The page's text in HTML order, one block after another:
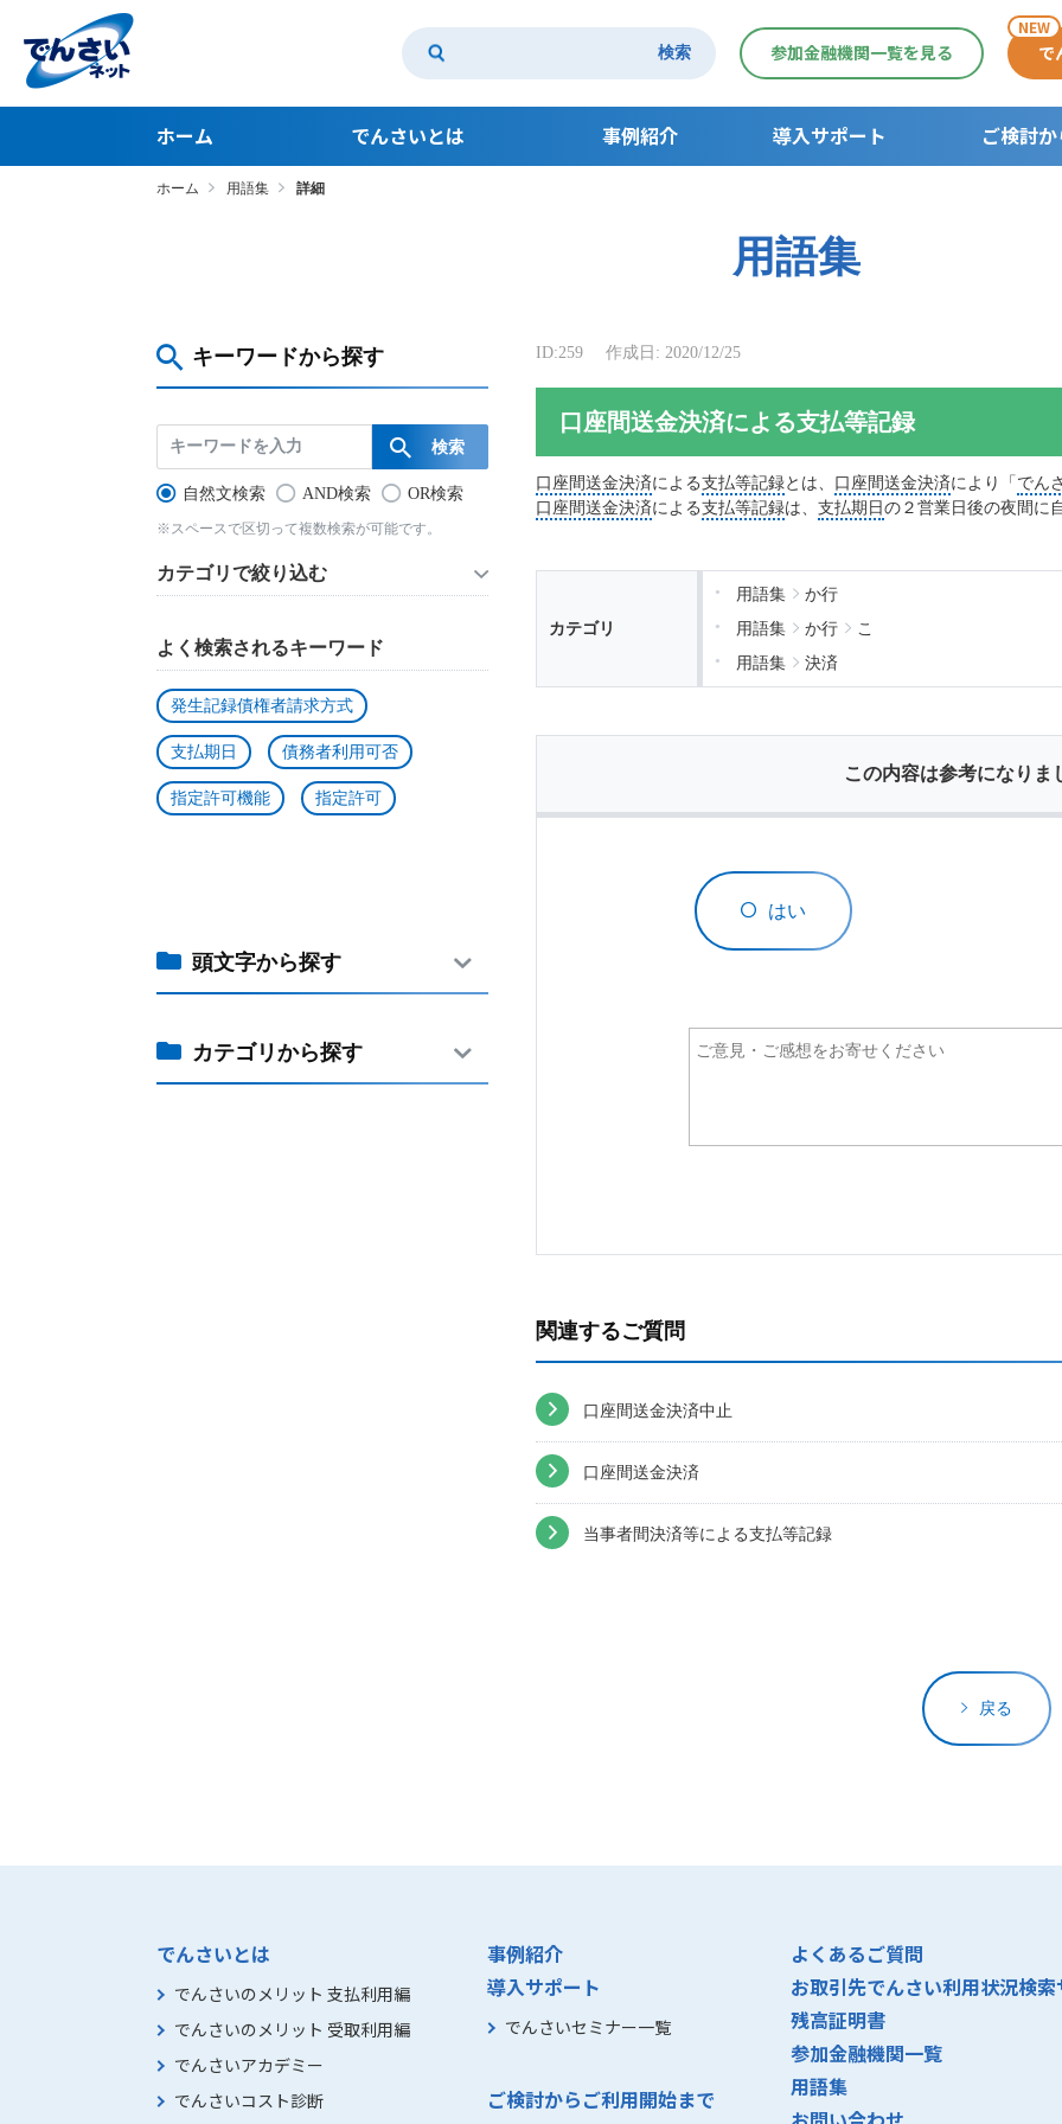
検索 参加金融機関一覧を見る で
NEW
ホーム でんさいとは
でんさいとは
でんさいアカデミー
事例紹介 導入サポート
でんさいセミナー一覧
ご検討
ホーム 用語集 詳細
用語集
キーワードから探す
自然文検索 AND検索 OR検索
※スペースで区切って複数検索が可能です。
カテゴリで絞り込む
よく検索されるキーワード
発生記録債権者請求方式
支払期日 債務者利用可否
指定許可機能 指定許可
頭文字から探す
カテゴリから探す
ID:259 作成日: 2020/12/25
口座間送金決済による支払等記録
口座間送金決済による支払等記録とは、 口座間送金決済により「 でん
口座間送金決済による支払等記録は、 支払期日 の２営業日後の夜間に
カテゴリ
用語集
か行
用語集
か行
こ
用語集
決済
この内容は参考になりま
はい
関連するご質問
口座間送金決済中止
口座間送金決済
当事者間決済等による支払等記録
戻る
でんさいとは
でんさいのメリット 支払利用編
でんさいのメリット 受取利用編
でんさいアカデミー
でんさいコスト診断
事例紹介
導入サポート
でんさいセミナー一覧
ご検討からご利用開始まで
よくあるご質問
お取引先でんさい利用状況検
残高証明書
参加金融機関一覧
用語集